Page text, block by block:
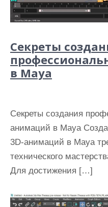
Секреты
в Maya
Секреты создания
анимаций в Maya
3D-анимаций в Maya
технического
Для достижения […]